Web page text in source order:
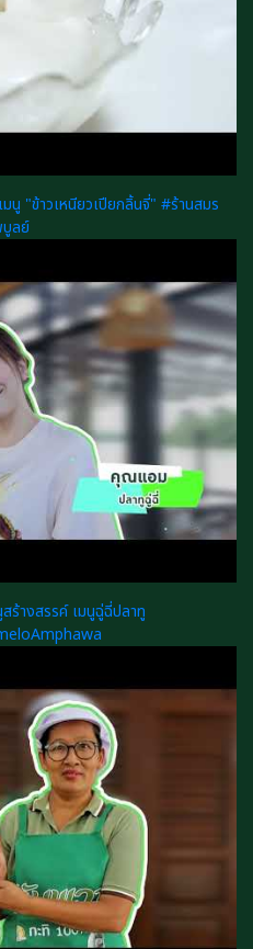
นู "ข้าวเหนียวเปียกลิ้นจี่" #ร้านสมร
ลย์
ร้างสรรค์ เมนูฉู่ฉี่ปลาทู